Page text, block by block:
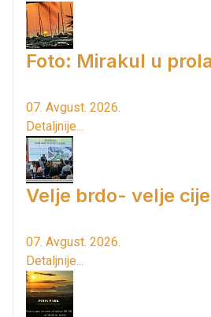
Foto: Mirakul u
07. Avgust. 2026.
Detaljnije...
Velje brdo- velje
07. Avgust. 2026.
Detaljnije...